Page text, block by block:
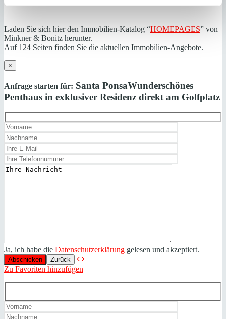
Laden Sie sich hier den Immobilien-Katalog “HOMEPAGES” von
Minkner & Bonitz herunter.
Auf 124 Seiten finden Sie die aktuellen Immobilien-Angebote.
×
Anfrage starten für: Santa PonsaWunderschönes
Penthaus in exklusiver Residenz direkt am Golfplatz
Ja, ich habe die Datenschutzerklärung gelesen und akzeptiert.
Zurück
Zu Favoriten hinzufügen